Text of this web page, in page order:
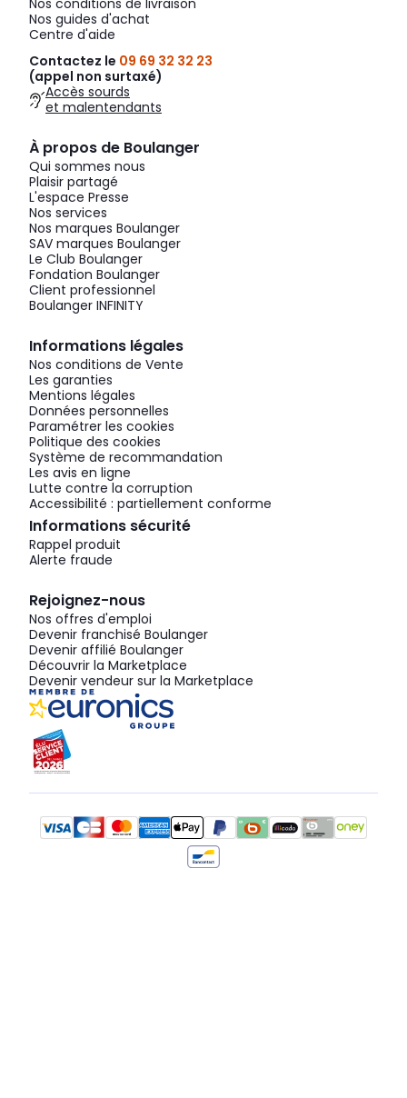
Nos conditions de livraison
Nos guides d'achat
Centre d'aide
Contactez le 09 69 32 32 23
(appel non surtaxé)
Accès sourds
et malentendants
À propos de Boulanger
Qui sommes nous
Plaisir partagé
L'espace Presse
Nos services
Nos marques Boulanger
SAV marques Boulanger
Le Club Boulanger
Fondation Boulanger
Client professionnel
Boulanger INFINITY
Informations légales
Nos conditions de Vente
Les garanties
Mentions légales
Données personnelles
Paramétrer les cookies
Politique des cookies
Système de recommandation
Les avis en ligne
Lutte contre la corruption
Accessibilité : partiellement conforme
Informations sécurité
Rappel produit
Alerte fraude
Rejoignez-nous
Nos offres d'emploi
Devenir franchisé Boulanger
Devenir affilié Boulanger
Découvrir la Marketplace
Devenir vendeur sur la Marketplace